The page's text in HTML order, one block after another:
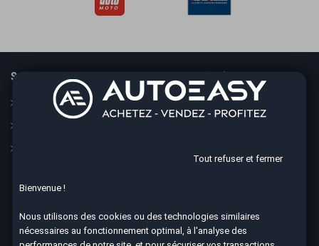
Services En savoir plus
Le concept
Nous suivre
Tout refuser et fermer
Bienvenue !
Nous utilisons des cookies ou des technologies similaires
nécessaires au fonctionnement optimal, à l'analyse des